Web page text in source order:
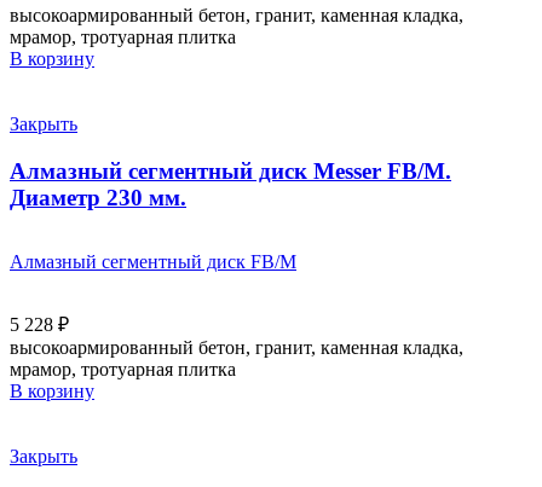
высокоармированный бетон, гранит, каменная кладка,
мрамор, тротуарная плитка
В корзину
Закрыть
Алмазный сегментный диск Messer FB/M.
Диаметр 230 мм.
Алмазный сегментный диск FB/M
5 228 ₽
высокоармированный бетон, гранит, каменная кладка,
мрамор, тротуарная плитка
В корзину
Закрыть